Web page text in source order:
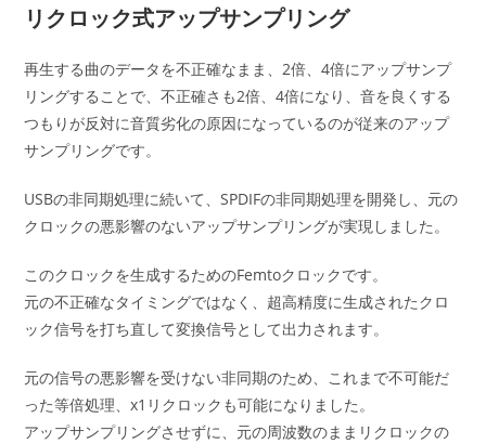
リクロック式アップサンプリング
再生する曲のデータを不正確なまま、2倍、4倍にアップサンプ
リングすることで、不正確さも2倍、4倍になり、音を良くする
つもりが反対に音質劣化の原因になっているのが従来のアップ
サンプリングです。
USBの非同期処理に続いて、SPDIFの非同期処理を開発し、元の
クロックの悪影響のないアップサンプリングが実現しました。
このクロックを生成するためのFemtoクロックです。
元の不正確なタイミングではなく、超高精度に生成されたクロ
ック信号を打ち直して変換信号として出力されます。
元の信号の悪影響を受けない非同期のため、これまで不可能だ
った等倍処理、x1リクロックも可能になりました。
アップサンプリングさせずに、元の周波数のままリクロックの